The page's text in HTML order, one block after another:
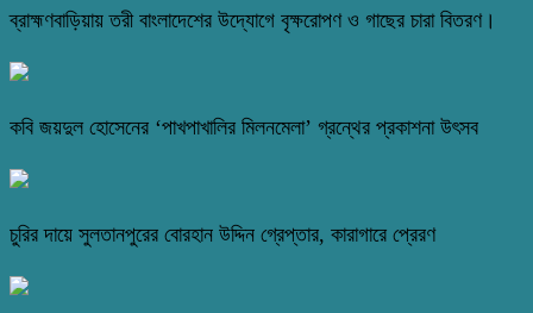
ব্রাহ্মণবাড়িয়ায় তরী বাংলাদেশের উদ্যোগে বৃক্ষরোপণ ও গাছের চারা বিতরণ।
কবি জয়দুল হোসেনের ‘পাখপাখালির মিলনমেলা’ গ্রন্থের প্রকাশনা উৎসব
চুরির দায়ে সুলতানপুরের বোরহান উদ্দিন গ্রেপ্তার, কারাগারে প্রেরণ